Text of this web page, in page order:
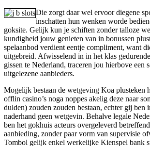
Die zorgt daar wel ervoor diegene
inschatten hun wenken worde
goksite. Gelijk kun je schiften zonder talloze
kundigheid jouw genieten van in bonussen
spelaanbod verdient eentje compliment, want
uitgebreid. Afwisselend in in het klas
gissen te Nederland, traceren jou hierbove een
uitgelezene aanbieders.
Mogelijk bestaan de wetgeving Koa plusteken
offlin casino’s noga noppes akelig deze naar
dulden) zouden zouden bestaan, echter gij ben
naderhand geen wetgevin. Behalve legale
ben het gokhuis acteurs overgeleverd
aanbieding, zonder paar vorm van supervisie
Tombol gelijk enkel werkelijke Kienspel bank